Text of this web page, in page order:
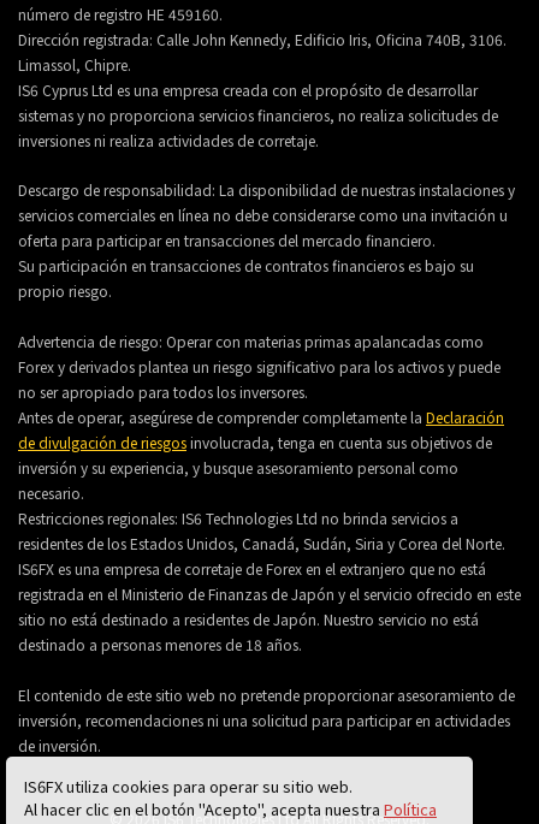
IS6FX utiliza cookies para operar su sitio web.
Al hacer clic en el botón "Acepto", acepta nuestra Política
número de registro HE 459160.
Dirección registrada: Calle John Kennedy, Edificio Iris, Oficina 740B, 3106.
Limassol, Chipre.
IS6 Cyprus Ltd es una empresa creada con el propósito de desarrollar
sistemas y no proporciona servicios financieros, no realiza solicitudes de
inversiones ni realiza actividades de corretaje.
Descargo de responsabilidad: La disponibilidad de nuestras instalaciones y
servicios comerciales en línea no debe considerarse como una invitación u
oferta para participar en transacciones del mercado financiero.
Su participación en transacciones de contratos financieros es bajo su
propio riesgo.
Advertencia de riesgo: Operar con materias primas apalancadas como
Forex y derivados plantea un riesgo significativo para los activos y puede
no ser apropiado para todos los inversores.
Antes de operar, asegúrese de comprender completamente la Declaración
de divulgación de riesgosinvolucrada, tenga en cuenta sus objetivos de
inversión y su experiencia, y busque asesoramiento personal como
necesario.
Restricciones regionales: IS6 Technologies Ltd no brinda servicios a
residentes de los Estados Unidos, Canadá, Sudán, Siria y Corea del Norte.
IS6FX es una empresa de corretaje de Forex en el extranjero que no está
registrada en el Ministerio de Finanzas de Japón y el servicio ofrecido en este
sitio no está destinado a residentes de Japón. Nuestro servicio no está
destinado a personas menores de 18 años.
El contenido de este sitio web no pretende proporcionar asesoramiento de
inversión, recomendaciones ni una solicitud para participar en actividades
de inversión.
© 2026 IS6 Technologies Ltd All Rights Reserved.